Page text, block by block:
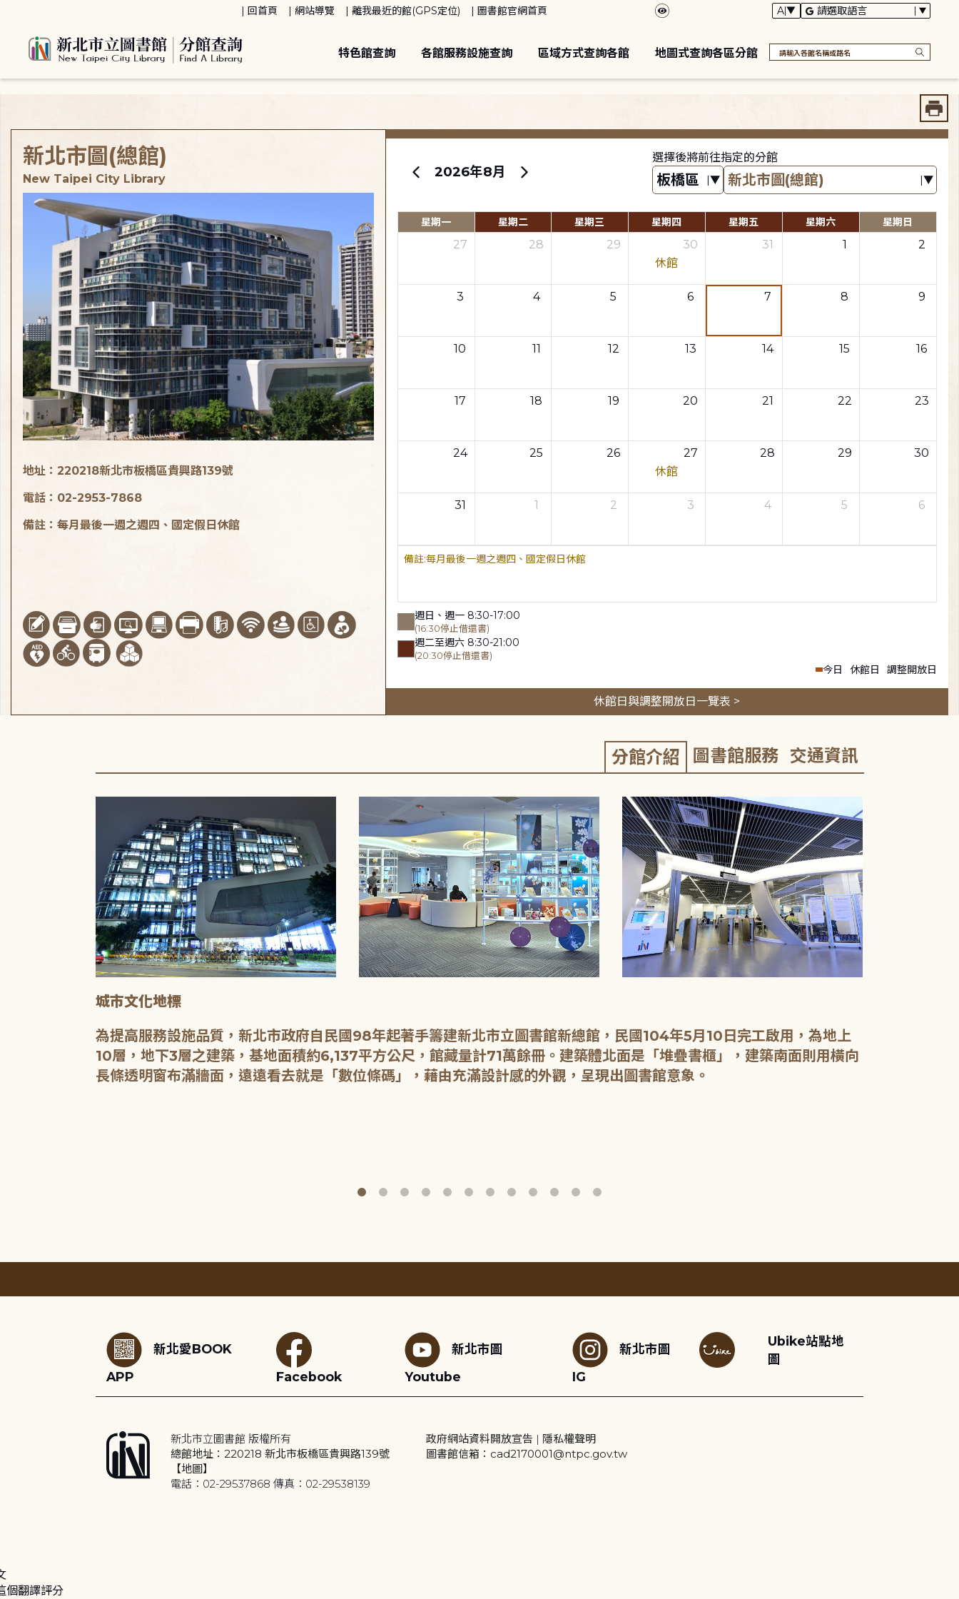
回首頁 網站導覽 離我最近的館(GPS定位) 圖書館官網首頁
特色館查詢 各館服務設施查詢 區域方式查詢各館 地圖式查詢各區分館
2026年8月
選擇後將前往指定的分館
星期一 星期二 星期三 星期四 星期五 星期六 星期日
27 28 29
30
休館
31 1 2
3 4 5 6 7 8 9
10 11 12 13 14 15 16
17 18 19 20 21 22 23
24 25 26
27
休館
28 29 30
31 1 2 3 4 5 6
每月最後一週之週四、國定假日休館
週日、週一 8:30-17:00
(16:30停止借還書)
週二至週六 8:30-21:00
(20:30停止借還書)
今日 休館日 調整開放日
休館日與調整開放日一覽表 >
新北市圖(總館)
New Taipei City Library
地址：220218新北市板橋區貴興路139號
電話：02-2953-7868
備註：每月最後一週之週四、國定假日休館
分館介紹 圖書館服務 交通資訊
城市文化地標
為提高服務設施品質，新北市政府自民國98年起著手籌建新北市立圖書館新總館，民國104年5月10日完工啟用，為地上
10層，地下3層之建築，基地面積約6,137平方公尺，館藏量計71萬餘冊。建築體北面是「堆疊書櫃」，建築南面則用橫向
長條透明窗布滿牆面，遠遠看去就是「數位條碼」，藉由充滿設計感的外觀，呈現出圖書館意象。
新北愛BOOK
APP
Facebook
新北市圖
Youtube
新北市圖
IG
Ubike站點地
圖
新北市立圖書館 版權所有
總館地址：220218 新北市板橋區貴興路139號
【地圖】
電話：02-29537868 傳真：02-29538139
政府網站資料開放宣告 | 隱私權聲明
圖書館信箱：cad2170001@ntpc.gov.tw
個翻譯評分